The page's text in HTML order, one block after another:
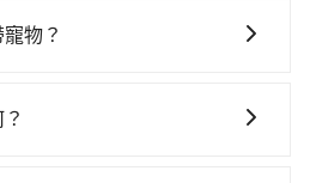
僅有700多輛，計程車的密度為
乘客是外地人便漫天喊價或恣
進去，但額外的汽車保險與可
四位，更是沒有較大的七人座
但如果你無法提前預約，或偏
倍之多。如果當天或隔天也要原
地址，三秒內即可查到真實價
完成預約了，而司機與車輛的
物？
讓置入提籠或提袋內的中小型